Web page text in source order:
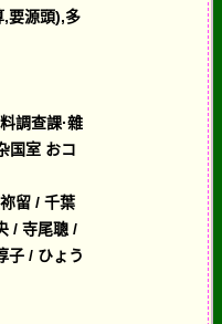
,要源頭),多
調查課·雜
国室 おコ
留 / 千葉
/ 寺尾聰 /
子 / ひょう